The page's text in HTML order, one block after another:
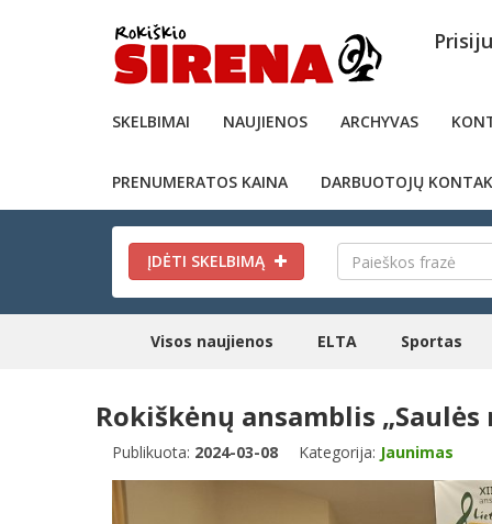
SKELBIMAI NAUJIENOS ARCHYVAS
PRENUMERATOS KAINA DARBUOTOJŲ
ĮDĖTI SKELBIMĄ
Visos naujienos ELTA Sportas
Rokiškėnų ansamblis
Publikuota: 2024-03-08 Kategorija: Jaunimas